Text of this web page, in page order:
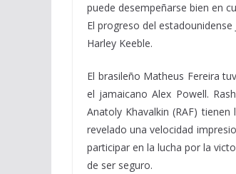
puede desempeñarse bien en
El progreso del
Harley Keeble.
El brasileño Matheus Fereira
el jamaicano Alex Powell.
Anatoly Khavalkin (RAF)
revelado una velocidad
participar en la lucha por la
de ser seguro.